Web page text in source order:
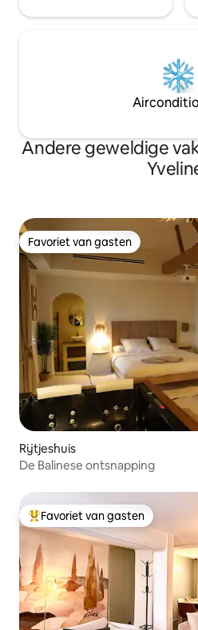
Andere geweldige
Favoriet van gasten
Favoriet van gasten
Rijtjeshuis
De Balinese ontsnapping
Topfavoriet van gasten
Favoriet van gasten